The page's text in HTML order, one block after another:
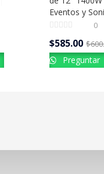
Eventos y
0
$585.00 $
Preguntar